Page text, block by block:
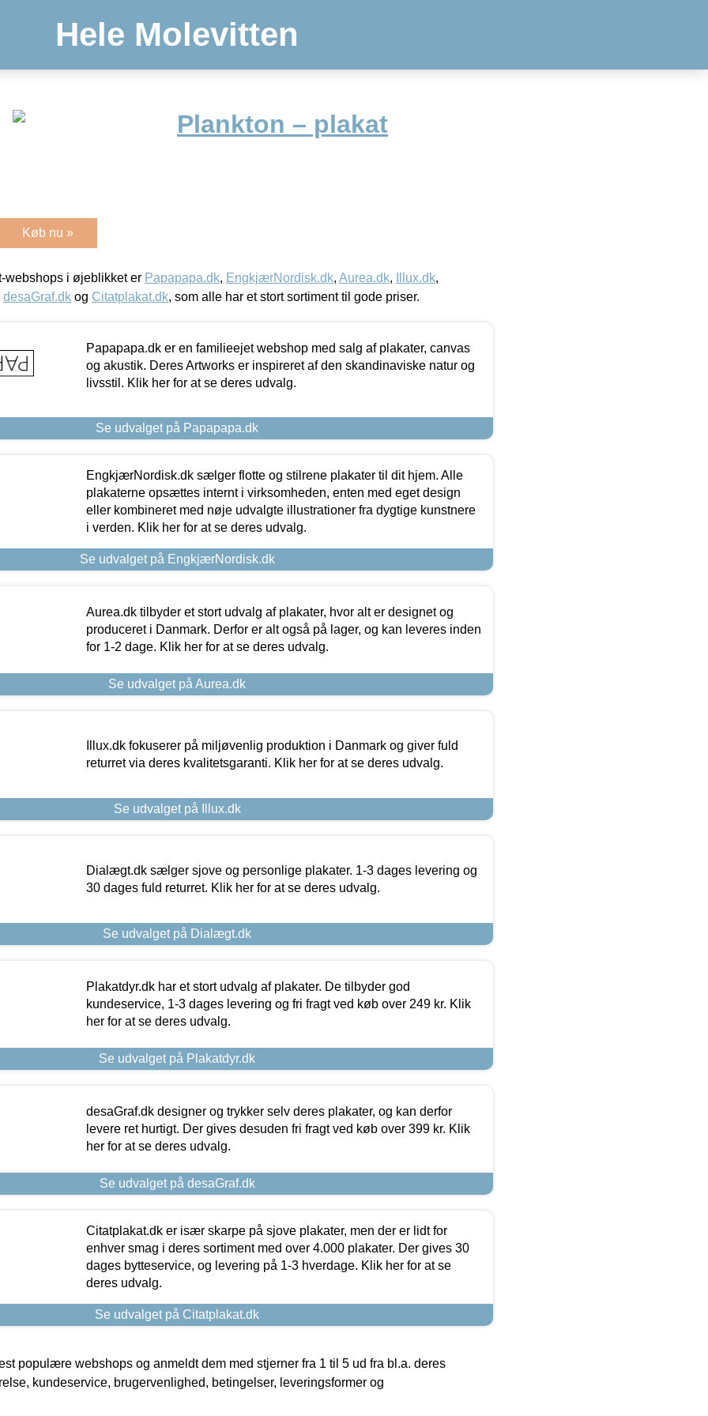
Hele Molevitten
Plankton – plakat
Køb nu »
i øjeblikket er Papapapa.dk, EngkjærNordisk.dk, Aurea.dk, Illux.dk,
desaGraf.dk og Citatplakat.dk, som alle har et stort sortiment til gode priser.
Papapapa.dk er en familieejet webshop med salg af plakater, canvas
og akustik. Deres Artworks er inspireret af den skandinaviske natur og
livsstil. Klik her for at se deres udvalg.
Se udvalget på Papapapa.dk
EngkjærNordisk.dk sælger flotte og stilrene plakater til dit hjem. Alle
plakaterne opsættes internt i virksomheden, enten med eget design
eller kombineret med nøje udvalgte illustrationer fra dygtige kunstnere
i verden. Klik her for at se deres udvalg.
Se udvalget på EngkjærNordisk.dk
Aurea.dk tilbyder et stort udvalg af plakater, hvor alt er designet og
produceret i Danmark. Derfor er alt også på lager, og kan leveres inden
for 1-2 dage. Klik her for at se deres udvalg.
Se udvalget på Aurea.dk
Illux.dk fokuserer på miljøvenlig produktion i Danmark og giver fuld
returret via deres kvalitetsgaranti. Klik her for at se deres udvalg.
Se udvalget på Illux.dk
Dialægt.dk sælger sjove og personlige plakater. 1-3 dages levering og
30 dages fuld returret. Klik her for at se deres udvalg.
Se udvalget på Dialægt.dk
Plakatdyr.dk har et stort udvalg af plakater. De tilbyder god
kundeservice, 1-3 dages levering og fri fragt ved køb over 249 kr. Klik
her for at se deres udvalg.
Se udvalget på Plakatdyr.dk
desaGraf.dk designer og trykker selv deres plakater, og kan derfor
levere ret hurtigt. Der gives desuden fri fragt ved køb over 399 kr. Klik
her for at se deres udvalg.
Se udvalget på desaGraf.dk
Citatplakat.dk er især skarpe på sjove plakater, men der er lidt for
enhver smag i deres sortiment med over 4.000 plakater. Der gives 30
dages bytteservice, og levering på 1-3 hverdage. Klik her for at se
deres udvalg.
Se udvalget på Citatplakat.dk
populære webshops og anmeldt dem med stjerner fra 1 til 5 ud fra bl.a. deres
kundeservice, brugervenlighed, betingelser, leveringsformer og